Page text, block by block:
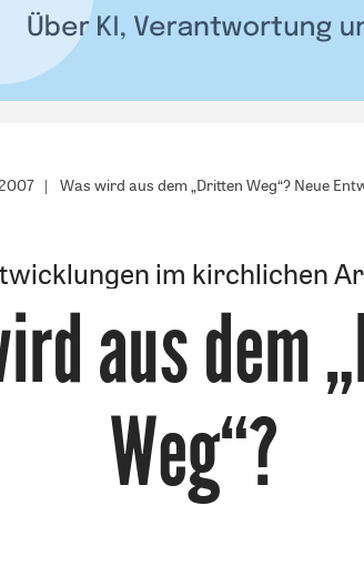
Was wird aus dem „Dritten Weg“? Neue
im kirchlichen
:
aus dem
Weg“?